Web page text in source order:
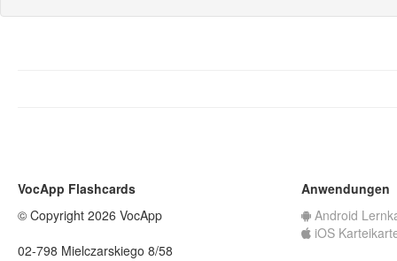
VocApp Flashcards
© Copyright 2026 VocApp
02-798 Mielczarskiego 8/58
Anwendungen
Android
iOS